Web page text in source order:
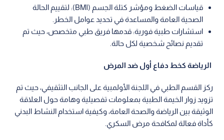
قياسات الضغط ومؤشر كتلة الجسم (BMI): لتقييم الحالة
الصحية العامة والمساعدة في تحديد عوامل الخطر.
استشارات طبية فورية: قدمها فريق طبي متخصص، حيث تم
تقديم نصائح شخصية لكل حالة.
الرياضة كخط دفاع أول ضد المرض
ركز القسم الطبي في اللجنة الأولمبية على الجانب التثقيفي، حيث تم
تزويد زوار الخيمة الطبية بمعلومات تفصيلية وهامة حول العلاقة
الوثيقة بين الرياضة والصحة العامة، وكيفية استخدام النشاط البدني
كأداة فعالة لمكافحة مرض السكري.